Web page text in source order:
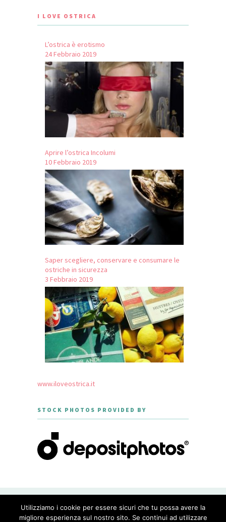
I LOVE OSTRICA
L’ostrica è erotismo
24 Febbraio 2019
Aprire l’ostrica Incolumi
10 Febbraio 2019
Saper scegliere, conservare e consumare le
ostriche in sicurezza
3 Febbraio 2019
www.iloveostrica.it
STOCK PHOTOS PROVIDED BY
GOURMET - THEME DESIGNED BY
MERIDIANTHEMES
Utilizziamo i cookie per essere sicuri che tu possa avere la
migliore esperienza sul nostro sito. Se continui ad utilizzare